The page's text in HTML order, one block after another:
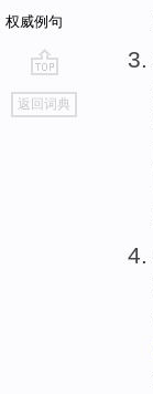
权威例句
go
top
返回词典